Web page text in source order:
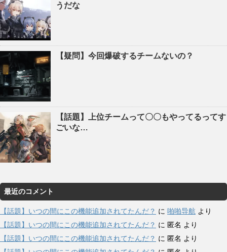
うだな
【疑問】今回爆破するチームないの？
【話題】上位チームって〇〇もやってるってす
ごいな…
最近のコメント
【話題】いつの間にこの機能追加されてたんだ？ に 啪啪导航 より
【話題】いつの間にこの機能追加されてたんだ？ に 匿名 より
【話題】いつの間にこの機能追加されてたんだ？ に 匿名 より